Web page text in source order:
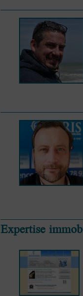
Expertise